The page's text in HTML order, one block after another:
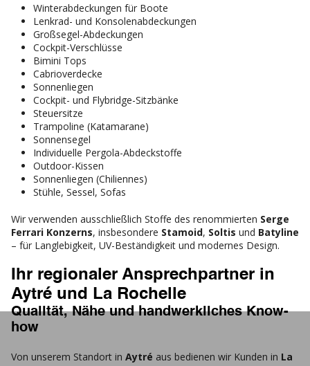
Winterabdeckungen für Boote
Lenkrad- und Konsolenabdeckungen
Großsegel-Abdeckungen
Cockpit-Verschlüsse
Bimini Tops
Cabrioverdecke
Sonnenliegen
Cockpit- und Flybridge-Sitzbänke
Steuersitze
Trampoline (Katamarane)
Sonnensegel
Individuelle Pergola-Abdeckstoffe
Outdoor-Kissen
Sonnenliegen (Chiliennes)
Stühle, Sessel, Sofas
Wir verwenden ausschließlich Stoffe des renommierten Serge
Ferrari Konzerns, insbesondere Stamoid, Soltis und Batyline
– für Langlebigkeit, UV-Beständigkeit und modernes Design.
Ihr regionaler Ansprechpartner in
Aytré und La Rochelle
Qualität, Nähe und handwerkliches Know-
how
Von unserem Standort in Aytré aus bedienen wir Kunden in La